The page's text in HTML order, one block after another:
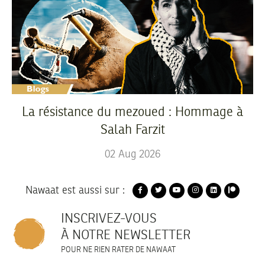
La résistance du mezoued : Hommage à
Salah Farzit
02 Aug 2026
Nawaat est aussi sur :
INSCRIVEZ-VOUS
À NOTRE NEWSLETTER
POUR NE RIEN RATER DE NAWAAT